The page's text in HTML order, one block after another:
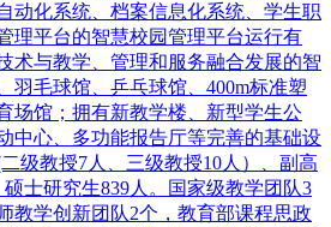
动化系统、档案信息化系统、学生职
理平台的智慧校园管理平台运行有
术与教学、管理和服务融合发展的智
羽毛球馆、乒乓球馆、400m标准塑
场馆；拥有新教学楼、新型学生公
中心、多功能报告厅等完善的基础设
级教授7人、三级教授10人）、副高
士研究生839人。国家级教学团队3
教学创新团队2个，教育部课程思政